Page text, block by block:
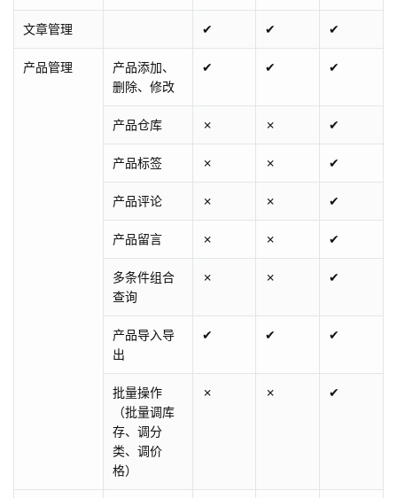
文章管理 ✔ ✔ ✔
产品管理
产品添加、
删除、修改
✔ ✔ ✔
产品仓库 ✗ ✗ ✔
产品标签 ✗ ✗ ✔
产品评论 ✗ ✗ ✔
产品留言 ✗ ✗ ✔
多条件组合
查询
✗ ✗ ✔
产品导入导
出
✔ ✔ ✔
批量操作
（批量调库
存、调分
类、调价
格）
✗ ✗ ✔